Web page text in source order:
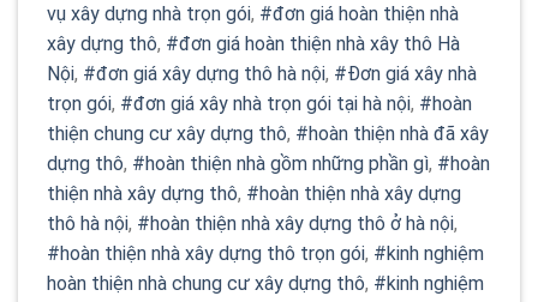
vụ xây dựng nhà trọn gói, #đơn giá hoàn thiện nhà
xây dựng thô, #đơn giá hoàn thiện nhà xây thô Hà
Nội, #đơn giá xây dựng thô hà nội, #Đơn giá xây nhà
trọn gói, #đơn giá xây nhà trọn gói tại hà nội, #hoàn
thiện chung cư xây dựng thô, #hoàn thiện nhà đã xây
dựng thô, #hoàn thiện nhà gồm những phần gì, #hoàn
thiện nhà xây dựng thô, #hoàn thiện nhà xây dựng
thô hà nội, #hoàn thiện nhà xây dựng thô ở hà nội,
#hoàn thiện nhà xây dựng thô trọn gói, #kinh nghiệm
hoàn thiện nhà chung cư xây dựng thô, #kinh nghiệm